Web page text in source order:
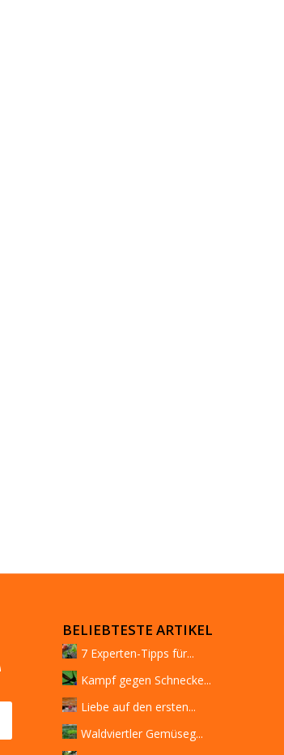
BELIEBTESTE ARTIKEL
7 Experten-Tipps für...
Kampf gegen Schnecke...
Liebe auf den ersten...
Waldviertler Gemüseg...